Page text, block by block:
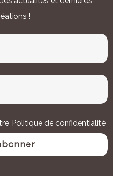
!
Politique de confidentialité